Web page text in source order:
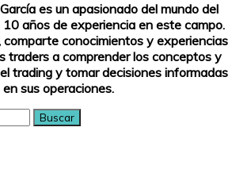
es un apasionado del mundo del
años de experiencia en este campo.
conocimientos y experiencias
traders a comprender los conceptos y
trading y tomar decisiones informadas
en sus operaciones.